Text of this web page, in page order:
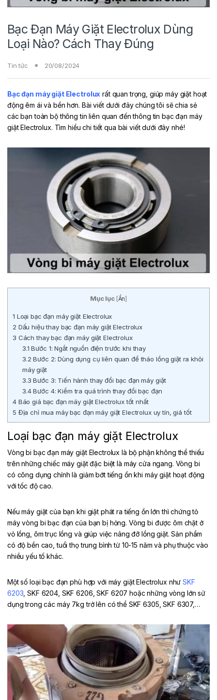
Bạc Đạn Máy Giặt Electrolux Dùng
Loại Nào? Cách Thay Đúng
Tin tức 20/08/2024
Bạc đạn máy giặt Electrolux rất quan trọng, giúp máy giặt hoạt
động êm ái và bền hơn. Bài viết dưới đây chúng tôi sẽ chia sẻ
các bạn toàn bộ thông tin liên quan đến thông tin bạc đạn máy
giặt Electrolux. Tìm hiểu chi tiết qua bài viết dưới đây nhé!
Mục lục [Ẩn]
1 Loại bạc đạn máy giặt Electrolux
2 Dấu hiệu thay bạc đạn máy giặt Electrolux
3 Cách thay bạc đạn máy giặt Electrolux
3.1 Bước 1: Ngắt nguồn điện trước khi thay
3.2 Bước 2: Dùng dụng cụ liên quan để tháo lồng giặt ra khỏi
máy giặt
3.3 Bước 3: Tiến hành thay đổi bạc đạn máy giặt
3.4Bước 4: Kiểm tra quá trình thay đổi bạc đạn
4Báo giá bạc đạn máy giặt Electrolux tốt nhất
5 Địa chỉ mua máy bạc đạn máy giặt Electrolux uy tín, giá tốt
Loại bạc đạn máy giặt Electrolux
Vòng bi bạc đạn máy giặt Electrolux là bộ phận không thể thiếu
trên những chiếc máy giặt đặc biệt là máy cửa ngang. Vòng bi
có công dụng chính là giảm bớt tiếng ồn khi máy giặt hoạt động
với tốc độ cao.
Nếu máy giặt của bạn khi giặt phát ra tiếng ồn lớn thì chứng tỏ
máy vòng bi bạc đạn của bạn bị hỏng. Vòng bi được ôm chặt ở
vỏ lồng, ôm trục lồng và giúp việc nâng đỡ lồng giặt. Sản phẩm
có độ bền cao, tuổi thọ trung bình từ 10-15 năm và phụ thuộc vào
nhiều yếu tố khác.
Một số loại bạc đạn phù hợp với máy giặt Electrolux nhưSKF
6203 , SKF 6204, SKF 6206, SKF 6207 hoặc những vòng lớn sử
dụng trong các máy 7kg trở lên có thể SKF 6305, SKF 6307,…